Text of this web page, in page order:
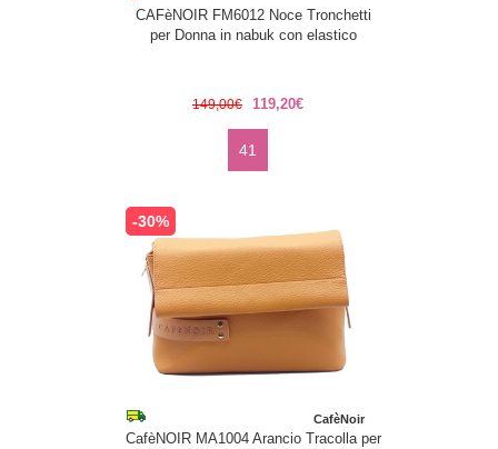
CAFèNOIR FM6012 Noce Tronchetti
per Donna in nabuk con elastico
149,00€ 119,20€
41
-30%
CafèNoir
CafèNOIR MA1004 Arancio Tracolla per